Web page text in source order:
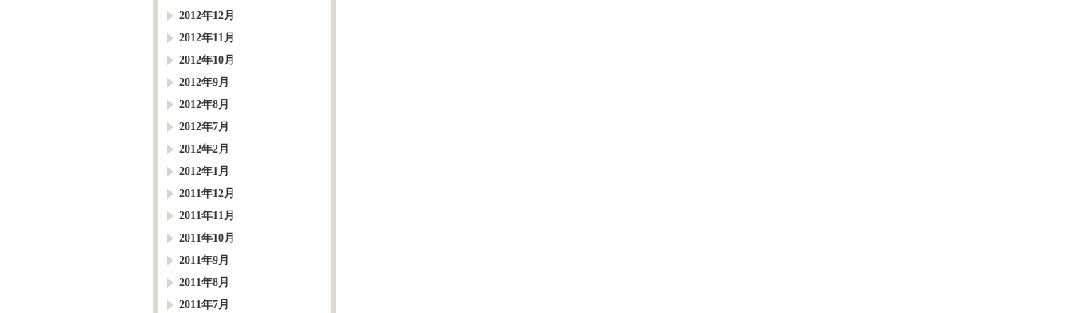
2012年12月
2012年11月
2012年10月
2012年9月
2012年8月
2012年7月
2012年2月
2012年1月
2011年12月
2011年11月
2011年10月
2011年9月
2011年8月
2011年7月